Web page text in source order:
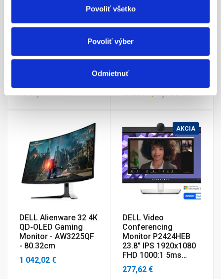
Povoliť všetko
Povoliť výber
Odmietnuť
23,8" FHD
(1920x1080) 100Hz,
223,56 €
na objednávku
FHD+ (1920x1200)
100Hz, IPS, 300nit,
1500:1, 5ms, PIVOT,
HDMI, DP, USB-C,
245,22 €
Skladom, zajtra u vás
DELL Alienware 32 4K
QD-OLED Gaming
Monitor - AW3225QF
- 80.32cm
1 042,02 €
AKCIA
DELL Video
Conferencing
Monitor P2424HEB
23.8" IPS 1920x1080
FHD 1000:1 5ms
250cd HDMI/ DP/
USB/ CAM/ Repro 3Y
277,62 €